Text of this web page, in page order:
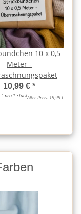
10 x 0,5
Meter -
10,99 € *
€ pro 1 StückAlter Preis:19,99 €